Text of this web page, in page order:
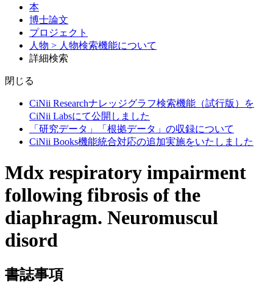
本
博士論文
プロジェクト
人物 > 人物検索機能について
詳細検索
閉じる
CiNii Researchナレッジグラフ検索機能（試行版）を
CiNii Labsにて公開しました
「研究データ」「根拠データ」の収録について
CiNii Books機能統合対応の追加実施をいたしました
Mdx respiratory impairment
following fibrosis of the
diaphragm. Neuromuscul
disord
書誌事項